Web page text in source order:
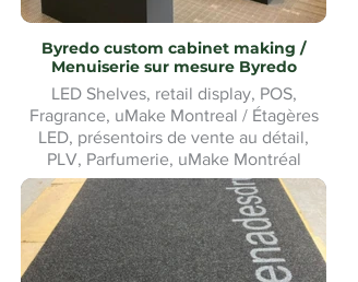
Byredo custom cabinet making /
Menuiserie sur mesure Byredo
LED Shelves, retail display, POS,
Fragrance, uMake Montreal / Étagères
LED, présentoirs de vente au détail,
PLV, Parfumerie, uMake Montréal